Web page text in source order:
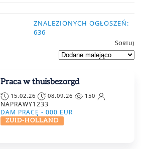
ZNALEZIONYCH OGŁOSZEŃ:
636
Sortuj
Praca w thuisbezorgd
15.02.26 08.09.26 150
NAPRAWY1233
DAM PRACĘ - 000 EUR
ZUID-HOLLAND